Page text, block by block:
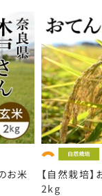
お米
【自然栽培
2kg